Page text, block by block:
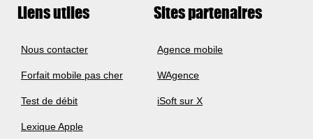
Liens utiles
Nous contacter
Forfait mobile pas cher
Test de débit
Lexique Apple
Sites partenaires
Agence mobile
WAgence
iSoft sur X